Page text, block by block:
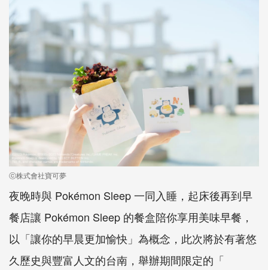
ⓒ株式會社寶可夢
夜晚時與 Pokémon Sleep 一同入睡，起床後再到早
餐店讓 Pokémon Sleep 的餐盒陪你享用美味早餐，
以「讓你的早晨更加愉快」為概念，此次將於有著悠
久歷史與豐富人文的台南，舉辦期間限定的「